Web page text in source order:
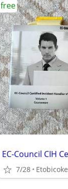
7/28 Etobicoke
free